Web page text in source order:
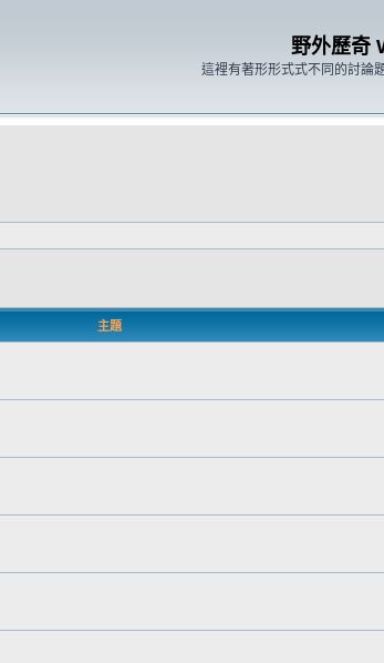
野外歷奇
這裡有著形形式式不同的討論
主題